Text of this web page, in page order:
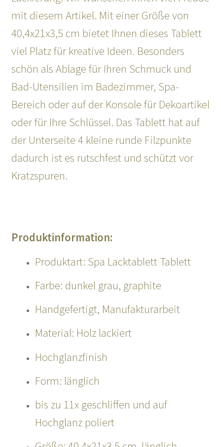
mit diesem Artikel. Mit einer Größe von
40,4x21x3,5 cm bietet Ihnen dieses Tablett
viel Platz für kreative Ideen. Besonders
schön als Ablage für Ihren Schmuck und
Bad-Utensilien im Badezimmer, Spa-
Bereich oder auf der Konsole für Dekoartikel
oder für Ihre Schlüssel. Das Tablett hat auf
der Unterseite 4 kleine runde Filzpunkte
dadurch ist es rutschfest und schützt vor
Kratzspuren.
Produktinformation:
Produktart: Spa Lacktablett Tablett
Farbe: dunkel grau, graphite
Handgefertigt, Manufakturarbeit
Material: Holz lackiert
Hochglanzfinish
Form: länglich
bis zu 11x geschliffen und auf
Hochglanz poliert